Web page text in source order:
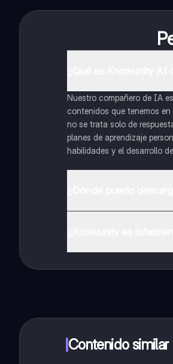
Nuestro compañero de IA
contenidos que tenemos
no se trata solo de
planes de aprendizaje
habilidades y el desarrollo
inmeditamente. Puedes
Contenido similar